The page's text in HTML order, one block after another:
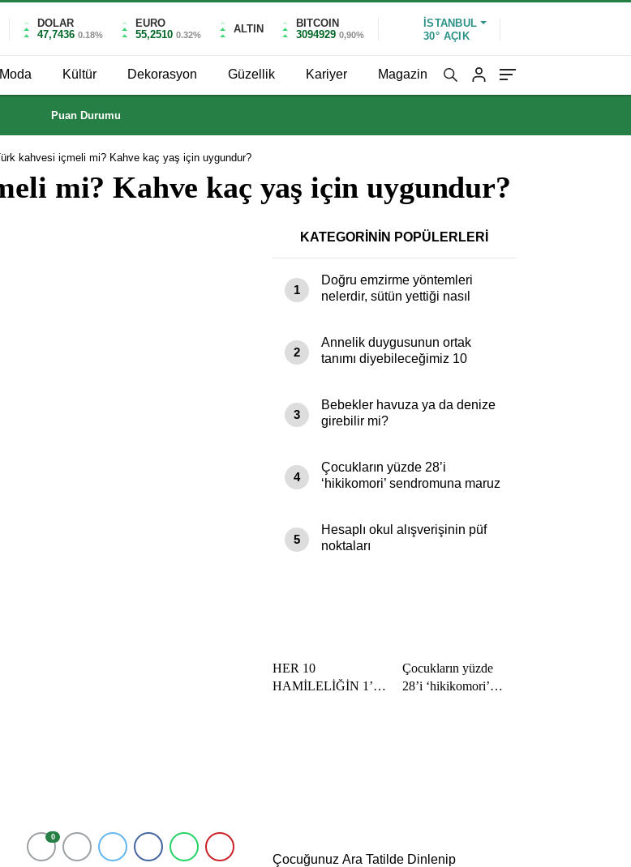
DOLAR
47,7436 0.18%
EURO
55,2510 0.32% ALTIN
BITCOIN
3094929 0,90%
İSTANBUL
30° AÇIK
Moda Kültür Dekorasyon Güzellik Kariyer Magazin
Puan Durumu
kahvesi içmeli mi? Kahve kaç yaş için uygundur?
mi? Kahve kaç yaş için uygundur?
0
KATEGORİNİN POPÜLERLERİ
1
Doğru emzirme yöntemleri
nelerdir, sütün yettiği nasıl
2
Annelik duygusunun ortak
tanımı diyebileceğimiz 10
3
Bebekler havuza ya da denize
girebilir mi?
4
Çocukların yüzde 28’i
‘hikikomori’ sendromuna maruz
5
Hesaplı okul alışverişinin püf
noktaları
HER 10
HAMİLELİĞİN 1’İ
Çocukların yüzde
28’i ‘hikikomori’
Çocuğunuz Ara Tatilde Dinlenip